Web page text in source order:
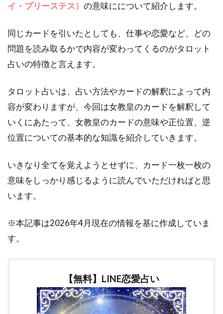
イ・プリーステス） の意味にについて紹介します。
同じカードを引いたとしても、仕事や恋愛など、どの
問題を読み取るかで内容が変わってくるのがタロット
占いの特徴と言えます。
タロット占いは、占い方法やカードの解釈によって内
容が変わりますが、今回は女教皇のカードを解釈して
いくにあたって、女教皇のカードの意味や正位置、逆
位置についての基本的な知識を紹介していきます。
いきなり全てを覚えようとせずに、カード一枚一枚の
意味をしっかり感じるように読んでいただければと思
います。
※本記事は2026年4月現在の情報を基に作成していま
す。
【無料】LINE恋愛占い